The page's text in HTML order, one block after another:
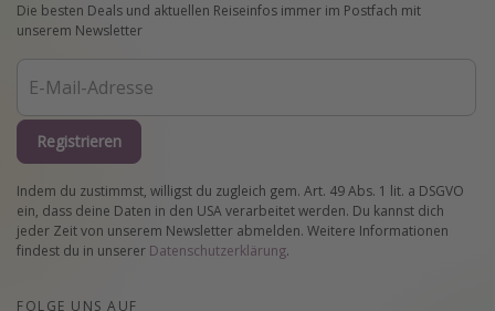
Die besten Deals und aktuellen Reiseinfos immer im Postfach mit
unserem Newsletter
Registrieren
Indem du zustimmst, willigst du zugleich gem. Art. 49 Abs. 1 lit. a DSGVO
ein, dass deine Daten in den USA verarbeitet werden. Du kannst dich
jeder Zeit von unserem Newsletter abmelden. Weitere Informationen
findest du in unserer Datenschutzerklärung.
FOLGE UNS AUF